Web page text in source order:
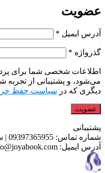
عضویت
آدرس ایمیل *
گذرواژه *
اطلاعات شخصی شما برای
می‌شود، و پشتیبانی از تجربه
دیگری که در سیاست حفظ
عضویت
پشتیبانی
شماره تماس: 09397365955
|
آدرس ایمیل: